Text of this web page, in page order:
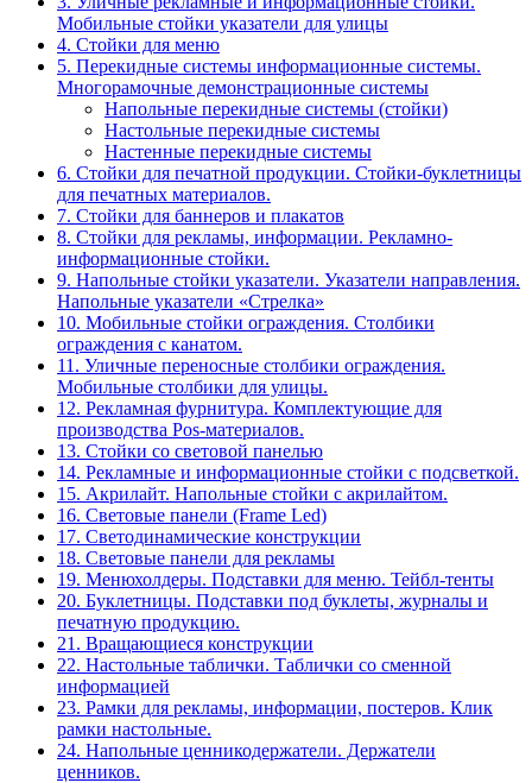
Мобильные стойки указатели для улицы
4. Стойки для меню
5. Перекидные системы информационные системы.
Многорамочные демонстрационные системы
Напольные перекидные системы (стойки)
Настольные перекидные системы
Настенные перекидные системы
6. Стойки для печатной продукции. Стойки-буклетницы
для печатных материалов.
7. Стойки для баннеров и плакатов
8. Стойки для рекламы, информации. Рекламно-
информационные стойки.
9. Напольные стойки указатели. Указатели направления.
Напольные указатели «Стрелка»
10. Мобильные стойки ограждения. Столбики
ограждения с канатом.
11. Уличные переносные столбики ограждения.
Мобильные столбики для улицы.
12. Рекламная фурнитура. Комплектующие для
производства Pos-материалов.
13. Стойки со световой панелью
14. Рекламные и информационные стойки с подсветкой.
15. Акрилайт. Напольные стойки с акрилайтом.
16. Световые панели (Frame Led)
17. Светодинамические конструкции
18. Световые панели для рекламы
19. Менюхолдеры. Подставки для меню. Тейбл-тенты
20. Буклетницы. Подставки под буклеты, журналы и
печатную продукцию.
21. Вращающиеся конструкции
22. Настольные таблички. Таблички со сменной
информацией
23. Рамки для рекламы, информации, постеров. Клик
рамки настольные.
24. Напольные ценникодержатели. Держатели
ценников.